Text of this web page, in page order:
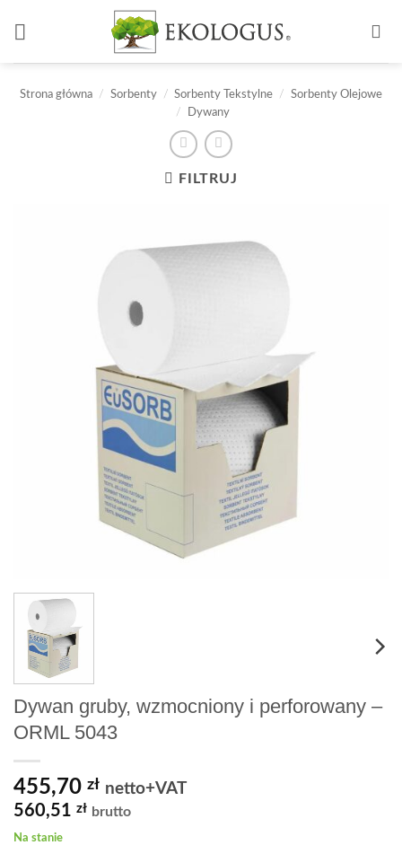
Strona główna / Sorbenty / Sorbenty Tekstylne /
Sorbenty Olejowe
/
Dywany
FILTRUJ
Dywan gruby, wzmocniony i perforowany –
ORML 5043
455,70 zł netto+VAT
560,51 zł brutto
Na stanie